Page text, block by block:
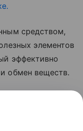
средством,
элементов
эффективно
обмен веществ.